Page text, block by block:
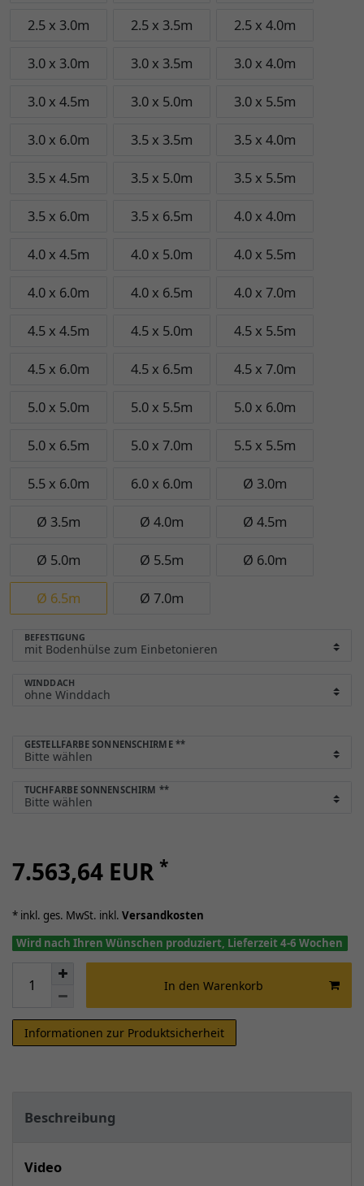
2.5 x 3.0m 2.5 x 3.5m 2.5 x 4.0m
3.0 x 3.0m 3.0 x 3.5m 3.0 x 4.0m
3.0 x 4.5m 3.0 x 5.0m 3.0 x 5.5m
3.0 x 6.0m 3.5 x 3.5m 3.5 x 4.0m
3.5 x 4.5m 3.5 x 5.0m 3.5 x 5.5m
3.5 x 6.0m 3.5 x 6.5m 4.0 x 4.0m
4.0 x 4.5m 4.0 x 5.0m 4.0 x 5.5m
4.0 x 6.0m 4.0 x 6.5m 4.0 x 7.0m
4.5 x 4.5m 4.5 x 5.0m 4.5 x 5.5m
4.5 x 6.0m 4.5 x 6.5m 4.5 x 7.0m
5.0 x 5.0m 5.0 x 5.5m 5.0 x 6.0m
5.0 x 6.5m 5.0 x 7.0m 5.5 x 5.5m
5.5 x 6.0m 6.0 x 6.0m Ø 3.0m
Ø 3.5m Ø 4.0m Ø 4.5m
Ø 5.0m Ø 5.5m Ø 6.0m
Ø 6.5m Ø 7.0m
BEFESTIGUNG
WINDDACH
GESTELLFARBE SONNENSCHIRME **
TUCHFARBE SONNENSCHIRM **
7.563,64 EUR *
* inkl. ges. MwSt. inkl. Versandkosten
Wird nach Ihren Wünschen produziert, Lieferzeit 4-6 Wochen
In den Warenkorb
Informationen zur Produktsicherheit
Beschreibung
Video